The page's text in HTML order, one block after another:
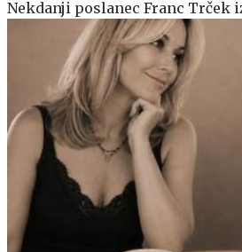
Nekdanji poslanec Franc Trček